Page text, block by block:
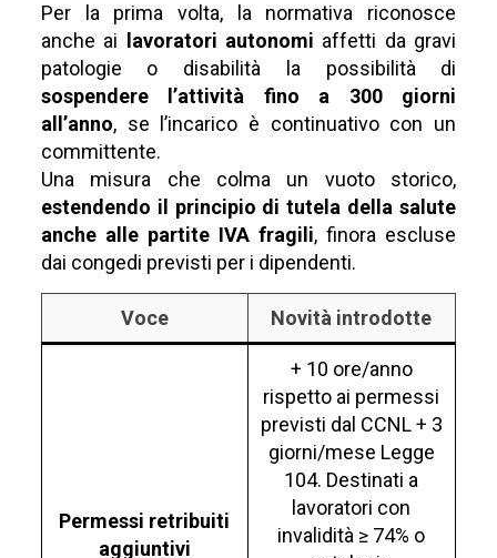
Per la prima volta, la normativa riconosce
anche ai
lavoratori autonomi affetti da gravi
patologie o disabilità la possibilità di
sospendere l’attività fino a 300 giorni
all’anno, se l’incarico è continuativo con un
committente.
Una misura che colma un vuoto storico,
estendendo il principio di tutela della salute
anche alle partite IVA fragili, finora escluse
dai congedi previsti per i dipendenti.
Voce Novità introdotte
Permessi retribuiti
aggiuntivi
+ 10 ore/anno
rispetto ai permessi
previsti dal CCNL + 3
giorni/mese Legge
104. Destinati a
lavoratori con
invalidità ≥ 74% o